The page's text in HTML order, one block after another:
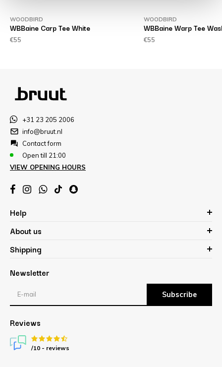
WOODBIRD
WBBaine Carp Tee White
€55
WOODBIRD
WBBaine Warp Tee
€55
+31 23 205 2006
info@bruut.nl
Contact form
Open till 21:00
VIEW OPENING HOURS
Help
About us
Shipping
Newsletter
Subscribe
Reviews
/10 - reviews